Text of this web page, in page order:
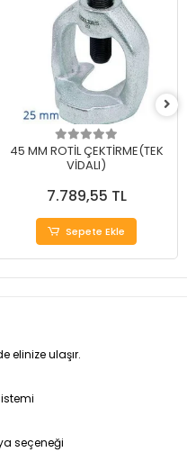
45 MM ROTİL ÇEKTİRME(TEK
VİDALI)
7.789,55 TL
Sepete Ekle
elinize ulaşır.
seçeneği